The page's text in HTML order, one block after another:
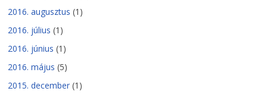
2016. augusztus (1)
2016. július (1)
2016. június (1)
2016. május (5)
2015. december (1)